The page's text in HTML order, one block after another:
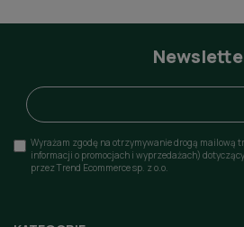
Wyrażam zgodę na otrzymywanie drogą mailową
informacji o promocjach i wyprzedażach)
przez Trend Ecommerce sp. z o.o.